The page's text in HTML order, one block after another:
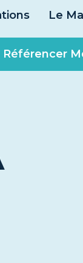
Le
Référencer